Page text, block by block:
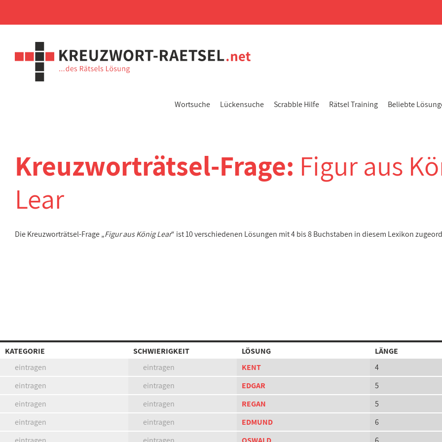
Wortsuche Lückensuche Scrabble Hilfe Rätsel Training Beliebte
Kreuzworträtsel-Frage: Figur aus
Lear
Die Kreuzworträtsel-Frage „Figur aus König Lear“ ist 10 verschiedenen Lösungen mit 4 bis 8 Buchstaben in diesem Lexikon
KATEGORIE SCHWIERIGKEIT LÖSUNG
LÄNGE
eintragen
eintragen KENT
4
eintragen
eintragen EDGAR
5
eintragen
eintragen REGAN
5
eintragen
eintragen EDMUND
6